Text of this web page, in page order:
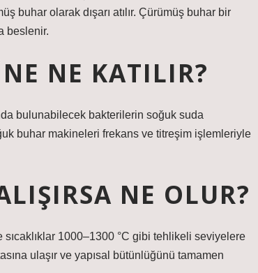
buhar olarak dışarı atılır. Çürümüş buhar bir
beslenir.
NE KATILIR?
bulunabilecek bakterilerin soğuk suda
buhar makineleri frekans ve titreşim işlemleriyle
NE OLUR?
sıcaklıklar 1000–1300 °C gibi tehlikeli seviyelere
ulaşır ve yapısal bütünlüğünü tamamen